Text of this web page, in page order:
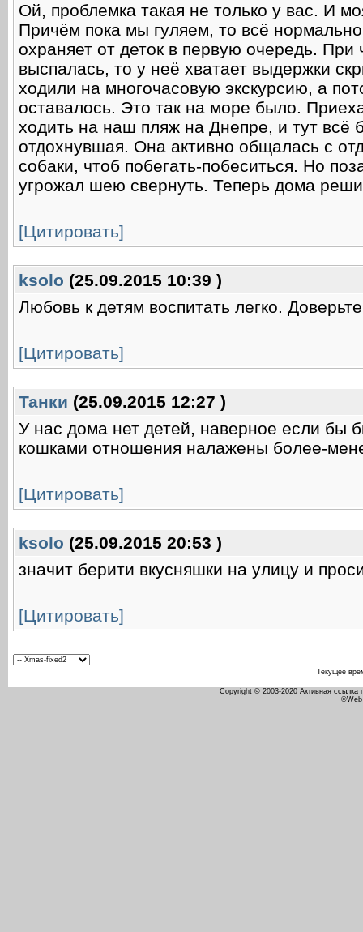
Ой, проблемка такая не только у вас. И
Причём пока мы гуляем, то всё
охраняет от деток в первую очередь.
выспалась, то у неё хватает выдержки
ходили на многочасовую экскурсию, а
оставалось. Это так на море было.
ходить на наш пляж на Днепре, и тут
отдохнувшая. Она активно общалась с
собаки, чтоб побегать-побеситься. Но
угрожал шею свернуть. Теперь дома
[Цитировать]
ksolo (25.09.2015 10:39 )
Любовь к детям воспитать легко.
[Цитировать]
Танки (25.09.2015 12:27 )
У нас дома нет детей, наверное если бы
кошками отношения налажены более-
[Цитировать]
ksolo (25.09.2015 20:53 )
значит берити вкусняшки на улицу и
[Цитировать]
Текущее
Copyright © 2003-2020 Активная ссылка